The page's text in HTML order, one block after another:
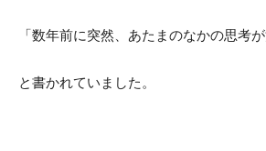
「数年前に突然、あたまのなかの思考
と書かれていました。